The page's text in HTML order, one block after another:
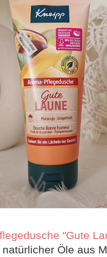
"Gute
Öle aus